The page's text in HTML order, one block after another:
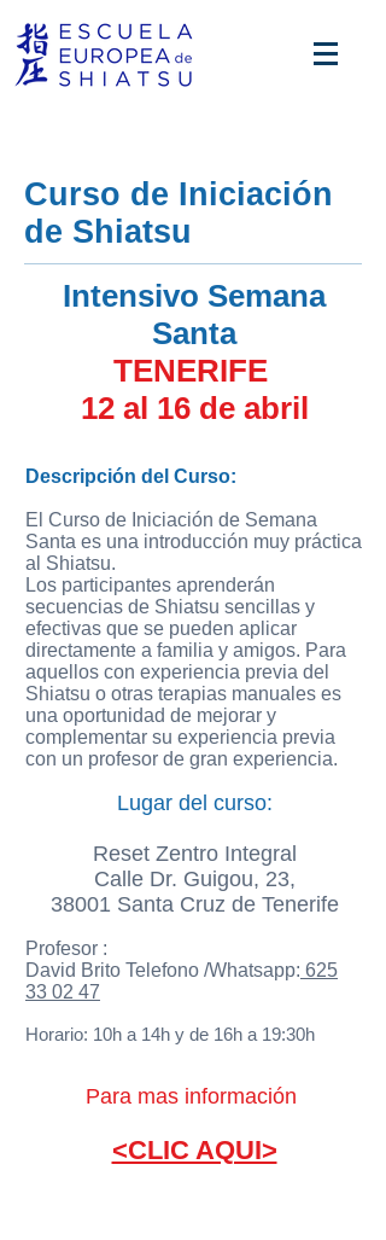
Curso de Iniciación
de Shiatsu
Intensivo Semana
Santa
TENERIFE
12 al 16 de abril
Descripción del Curso:
El Curso de Iniciación de Semana
Santa es una introducción muy práctica
al Shiatsu.
Los participantes aprenderán
secuencias de Shiatsu sencillas y
efectivas que se pueden aplicar
directamente a familia y amigos. Para
aquellos con experiencia previa del
Shiatsu o otras terapias manuales es
una oportunidad de mejorar y
complementar su experiencia previa
con un profesor de gran experiencia.
Lugar del curso:
Reset Zentro Integral
Calle Dr. Guigou, 23,
38001 Santa Cruz de Tenerife
Profesor :
David Brito Telefono /Whatsapp: 625
33 02 47
Horario: 10h a 14h y de 16h a 19:30h
Para mas información
<CLIC AQUI>